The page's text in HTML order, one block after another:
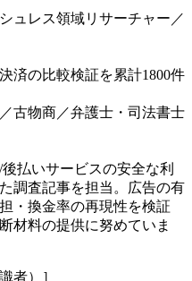
ュレス領域リサーチャー／
済の比較検証を累計1800件
古物商／弁護士・司法書士
払いサービスの安全な利
調査記事を担当。広告の有
・換金率の再現性を検証
材料の提供に努めていま
者）］